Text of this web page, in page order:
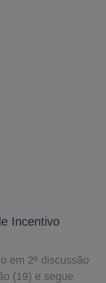
Incentivo
em 2ª discussão
(19) e segue